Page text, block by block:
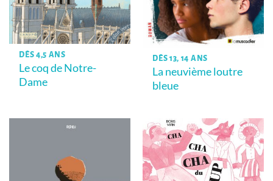
DÈS 4,5 ANS
Le coq de Notre-
Dame
DÈS 13, 14 ANS
La neuvième loutre
bleue